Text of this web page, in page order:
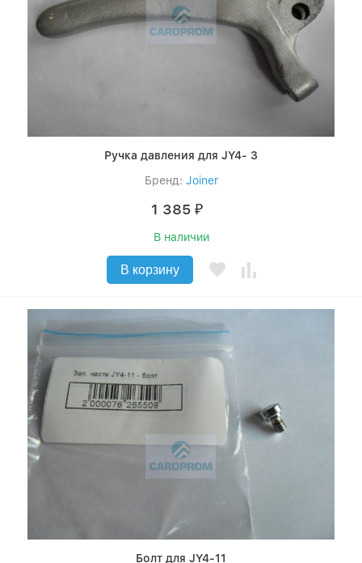
Ручка давления для JY4- 3
Бренд: Joiner
1 385 ₽
В наличии
В корзину
Болт для JY4-11